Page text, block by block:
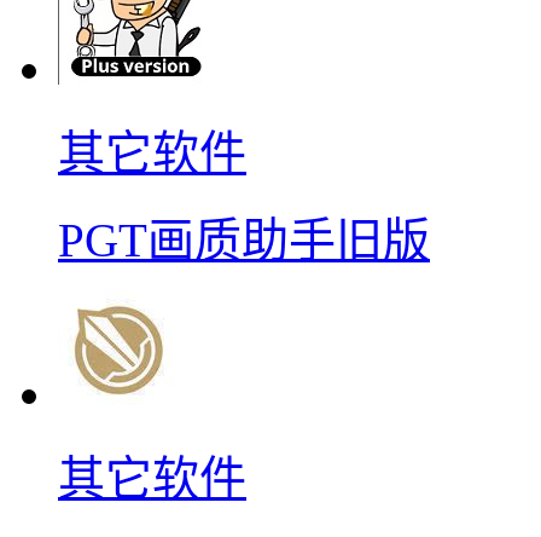
其它软件
PGT画质助手旧版
其它软件